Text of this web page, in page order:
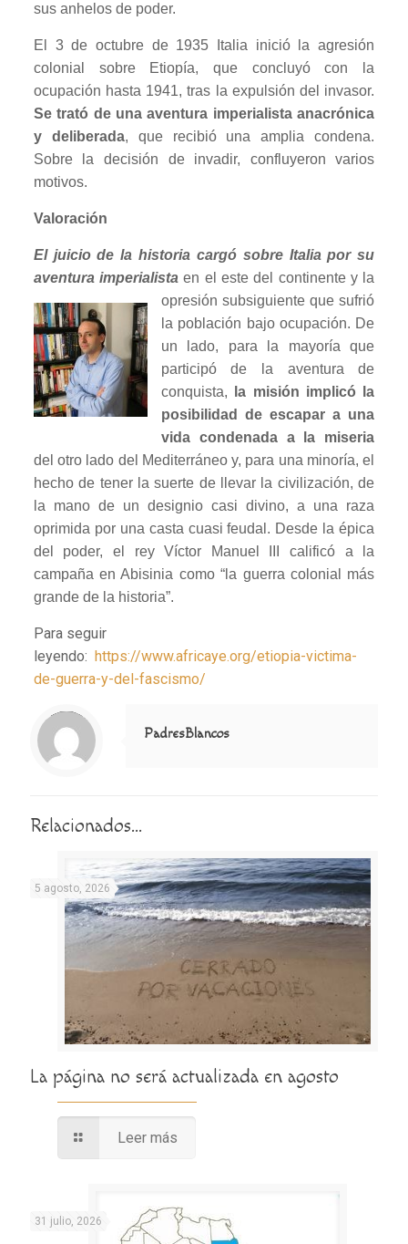
sus anhelos de poder.
El 3 de octubre de 1935 Italia inició la agresión
colonial sobre Etiopía, que concluyó con la
ocupación hasta 1941, tras la expulsión del invasor.
Se trató de una aventura imperialista anacrónica
y deliberada, que recibió una amplia condena.
Sobre la decisión de invadir, confluyeron varios
motivos.
Valoración
El juicio de la historia cargó sobre Italia por su
aventura imperialista en el este del continente y la
opresión subsiguiente que sufrió
la población bajo ocupación. De
un lado, para la mayoría que
participó de la aventura de
conquista,
la misión implicó la
posibilidad de escapar a una
vida condenada a la miseria
del otro lado del Mediterráneo y, para una minoría, el
hecho de tener la suerte de llevar la civilización, de
la mano de un designio casi divino, a una raza
oprimida por una casta cuasi feudal. Desde la épica
del poder, el rey Víctor Manuel III calificó a la
campaña en Abisinia como “la guerra colonial más
grande de la historia”.
Para seguir
leyendo: https://www.africaye.org/etiopia-victima-
de-guerra-y-del-fascismo/
Notice
: Trying to access array offset on value of type null in
/home/misioner/public_html/padresblancos/themes/betheme/includes/content-single.php
on line
286
PadresBlancos
Relacionados...
5 agosto, 2026
La página no será actualizada en agosto
Leer más
31 julio, 2026